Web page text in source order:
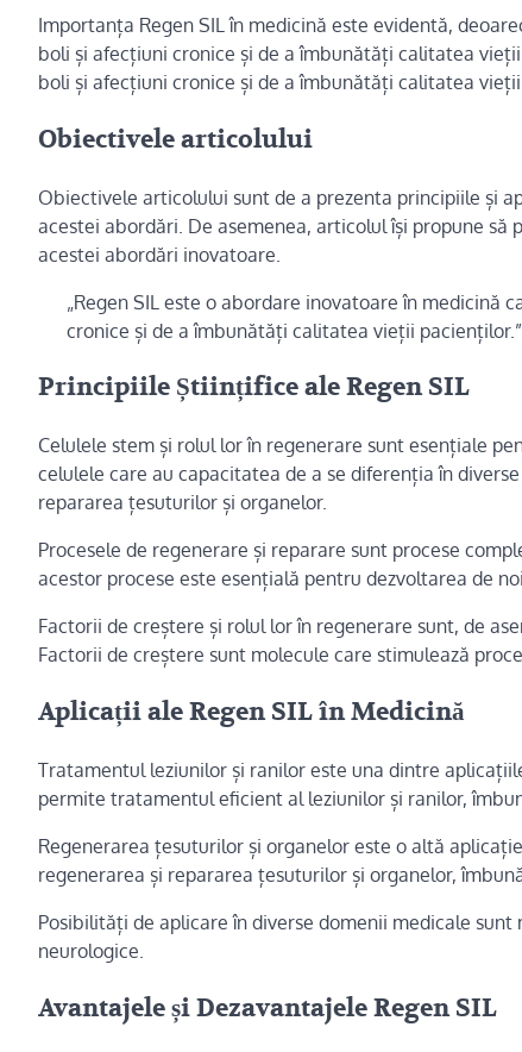
Importanța Regen SIL în medicină este evidentă,
boli și afecțiuni cronice și de a îmbunătăți calitatea
boli și afecțiuni cronice și de a îmbunătăți calitatea
Obiectivele articolului
Obiectivele articolului sunt de a prezenta principiile și
acestei abordări. De asemenea, articolul își propune
acestei abordări inovatoare.
„Regen SIL este o abordare inovatoare în
cronice și de a îmbunătăți calitatea vieții pacienților.”
Principiile Științifice ale Regen SIL
Celulele stem și rolul lor în regenerare sunt esențiale
celulele care au capacitatea de a se diferenția în
repararea țesuturilor și organelor.
Procesele de regenerare și reparare sunt procese
acestor procese este esențială pentru dezvoltarea de
Factorii de creștere și rolul lor în regenerare sunt, de
Factorii de creștere sunt molecule care stimulează
Aplicații ale Regen SIL în Medicină
Tratamentul leziunilor și ranilor este una dintre
permite tratamentul eficient al leziunilor și ranilor,
Regenerarea țesuturilor și organelor este o altă
regenerarea și repararea țesuturilor și organelor,
Posibilități de aplicare în diverse domenii medicale
neurologice.
Avantajele și Dezavantajele Regen SIL